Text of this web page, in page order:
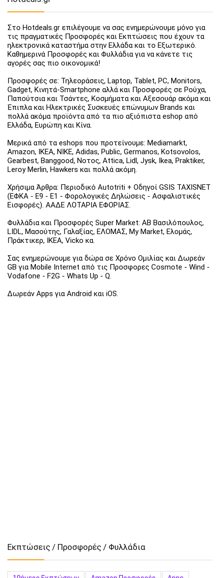
Στο Hotdeals.gr επιλέγουμε να σας ενημερώνουμε μόνο για
τις πραγματικές Προσφορές και Εκπτώσεις που έχουν τα
ηλεκτρονικά καταστήμα στην Ελλάδα και το Εξωτερικό.
Καθημερινά Προσφορές και Φυλλάδια για να κάνετε τις
αγορές σας πιο οικονομικά!
Προσφορές σε: Τηλεοράσεις, Laptop, Tablet, PC, Monitors,
Gadget, Κινητά-Smartphone αλλά και Προσφορές σε Ρούχα,
Παπούτσια και Τσάντες, Κοσμήματα και Αξεσουάρ ακόμα και
Έπιπλα και Ηλεκτρικές Συσκευές επώνυμων Brands και
πολλά ακόμα προϊόντα από τα πιο αξιόπιστα eshop από
Ελλάδα, Ευρώπη και Κίνα.
Μερικά από τα eshops που προτείνουμε: Mediamarkt,
Amazon, IKEA, NIKE, Adidas, Public, Germanos, Kotsovolos,
Gearbest, Banggood, Νοτος, Attica, Lidl, Jysk, Ikea, Praktiker,
Leroy Merlin, Hawkers και πολλά ακόμη.
Χρήσιμα Άρθρα: Περιοδικό Autotriti + Οδηγοί GSIS TAXISNET
(ΕΦΚΑ - Ε9 - Ε1 - Φορολογικές Δηλώσεις - Ασφαλιστικές
Εισφορές). ΑΑΔΕ ΛΟΤΑΡΙΑ ΕΦΟΡΙΑΣ.
Φυλλάδια και Προσφορές Super Market: ΑΒ Βασιλόπουλος,
LIDL, Μασούτης, Γαλαξίας, ΕΛΟΜΑΣ, My Market, Ελομάς,
Πράκτικερ, ΙΚΕΑ, Vicko κα.
Σας ενημερώνουμε για δώρα σε Χρόνο Ομιλίας και Δωρεάν
GB για Mobile Internet από τις Προσφορες Cosmote - Wind -
Vodafone - F2G - Whats Up - Q.
Δωρεάν Apps για Android και iOS.
Εκπτώσεις / Προσφορές / Φυλλάδια